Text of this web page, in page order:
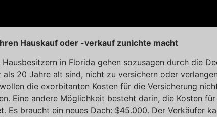
Hauskauf oder -verkauf zunichte macht
in Florida gehen sozusagen durch die
20 Jahre alt sind, nicht zu versichern oder
die exorbitanten Kosten für die Versicherung
Eine andere Möglichkeit besteht darin, die Kosten
Es braucht ein neues Dach: $45.000. Der Verkäufer